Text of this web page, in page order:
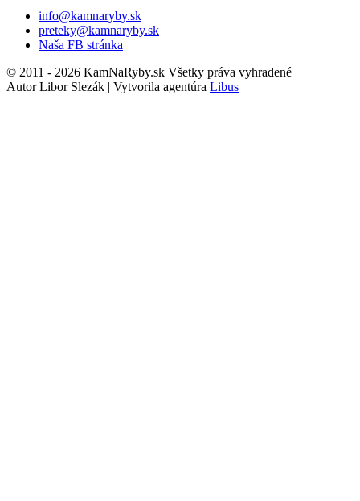
info@kamnaryby.sk
preteky@kamnaryby.sk
Naša FB stránka
© 2011 - 2026 KamNaRyby.sk Všetky práva vyhradené
Autor Libor Slezák | Vytvorila agentúra Libus